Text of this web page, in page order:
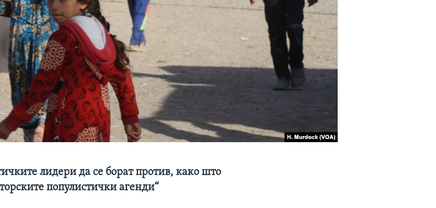
лидери да се борат против, како што
популистички агенди“